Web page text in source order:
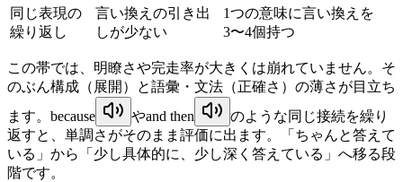
同じ表現の
繰り返し
言い換えの引き出
しが少ない
1つの意味に言い換えを
3〜4個持つ
この帯では、明瞭さや完走率が大きくは崩れていません。そ
のぶん構成（展開）と語彙・文法（正確さ）の薄さが目立ち
ます。 because やand then
のような同じ接続を繰り
返すと、単調さがそのまま評価に出ます。「ちゃんと答えて
いる」から「少し具体的に、少し深く答えている」へ移る段
階です。